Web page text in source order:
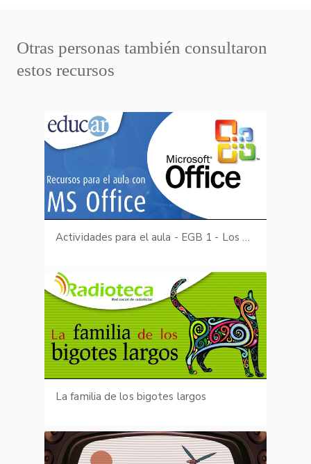
Otras personas también consultaron
estos recursos
Actividades para el aula - EGB 1 - Los Animales (Sopa de letras: Los animales) parte II de III
La familia de los bigotes largos